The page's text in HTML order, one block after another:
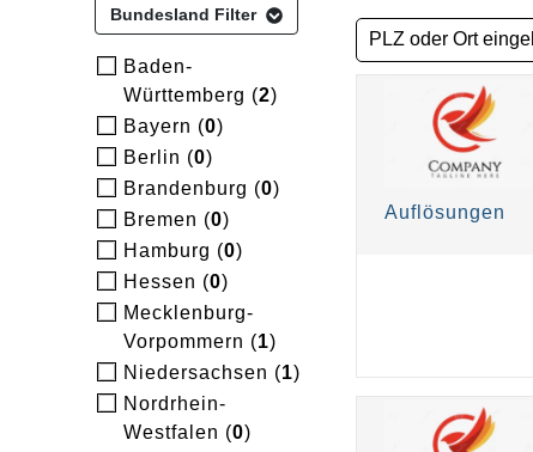
Bundesland Filter
Baden-
Württemberg (2)
Bayern (0)
Berlin (0)
Brandenburg (0)
Bremen (0)
Hamburg (0)
Hessen (0)
Mecklenburg-
Vorpommern (1)
Niedersachsen (1)
Nordrhein-
Westfalen (0)
Auflösungen